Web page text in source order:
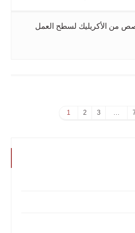
من الأكريليك لسطح العمل
1 2 3